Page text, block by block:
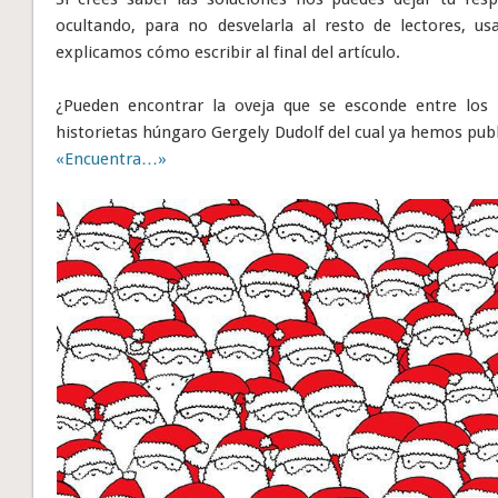
ocultando, para no desvelarla al resto de lectores,
explicamos cómo escribir al final del artículo.
¿Pueden encontrar la oveja que se esconde entre
historietas húngaro Gergely Dudolf del cual ya hemos
«Encuentra…»